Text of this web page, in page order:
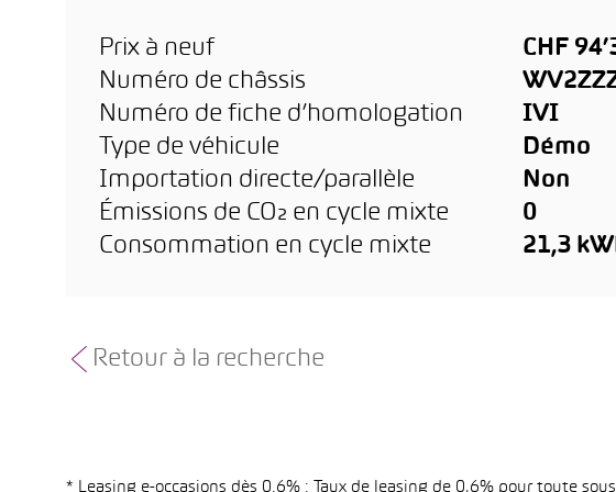
Prix à neuf
CHF
Numéro de châssis
Numéro de fiche d’homologation
IVI
Type de véhicule
Démo
Importation directe/parallèle
Non
Émissions de CO₂ en cycle mixte
0
Consommation en cycle mixte
21,3
Retour à la recherche
* Leasing e-occasions dès 0.6% : Taux de leasing de 0,6% pour toute